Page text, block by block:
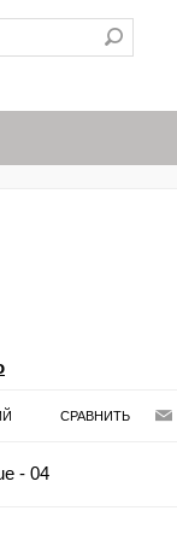
СРАВНИТЬ
- 04